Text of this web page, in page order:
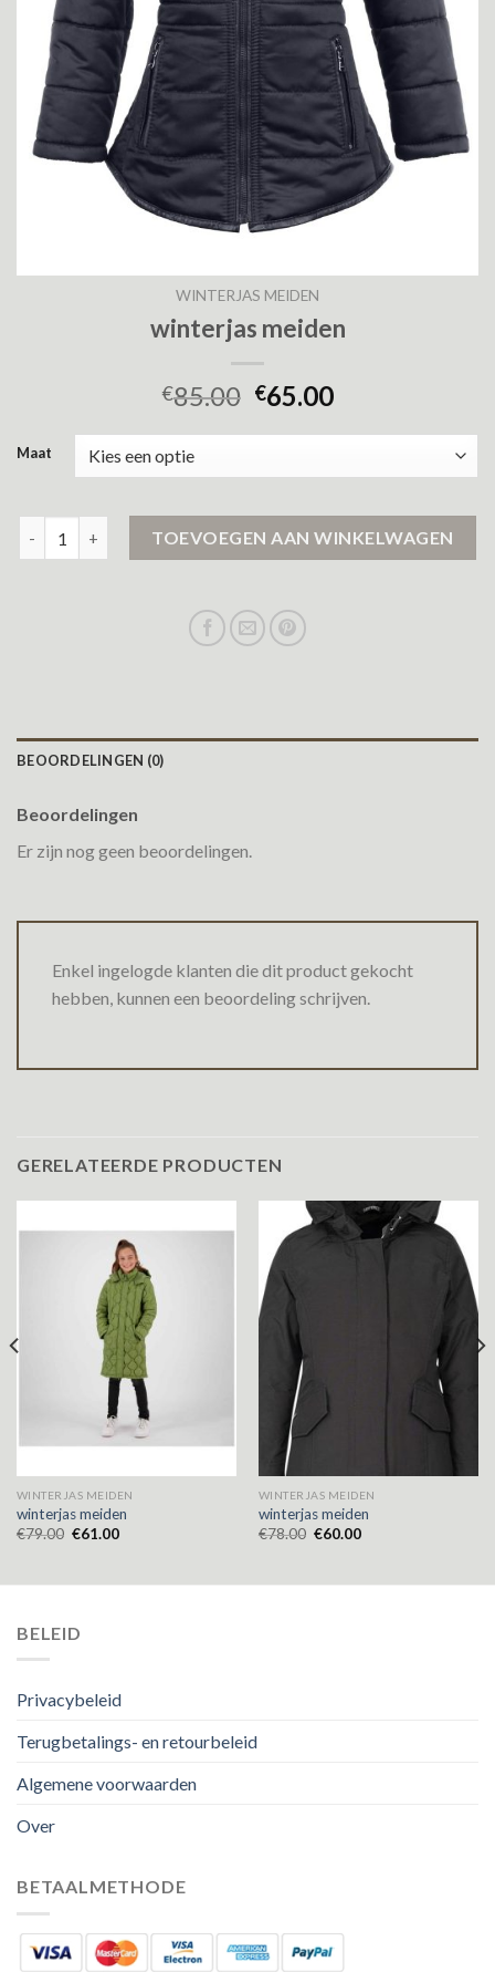
WINTERJAS MEIDEN
winterjas meiden
€85.00 €65.00
Maat
TOEVOEGEN AAN WINKELWAGEN
BEOORDELINGEN (0)
Beoordelingen
Er zijn nog geen beoordelingen.
Enkel ingelogde klanten die dit product gekocht
hebben, kunnen een beoordeling schrijven.
GERELATEERDE PRODUCTEN
WINTERJAS MEIDEN
winterjas meiden
€79.00 €61.00
WINTERJAS MEIDEN
winterjas meiden
€78.00 €60.00
BELEID
Privacybeleid
Terugbetalings- en retourbeleid
Algemene voorwaarden
Over
BETAALMETHODE